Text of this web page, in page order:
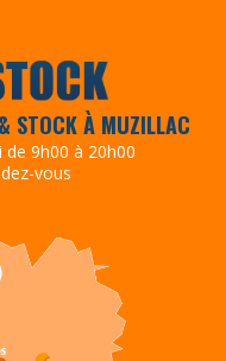
STOCK À MUZILLAC
de 9h00 à 20h00
vous